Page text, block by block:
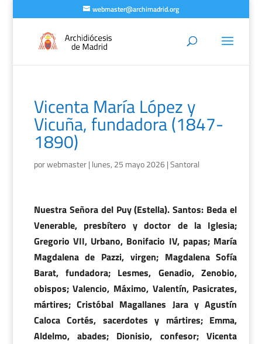
webmaster@archimadrid.org
Vicenta María López y
Vicuña, fundadora (1847-
1890)
porwebmaster| lunes, 25 mayo 2026|Santoral
Nuestra Señora del Puy (Estella). Santos: Beda el
Venerable, presbítero y doctor de la Iglesia;
Gregorio VII, Urbano, Bonifacio IV, papas; María
Magdalena de Pazzi, virgen; Magdalena Sofía
Barat, fundadora; Lesmes, Genadio, Zenobio,
obispos; Valencio, Máximo, Valentín, Pasicrates,
mártires; Cristóbal Magallanes Jara y Agustín
Caloca Cortés, sacerdotes y mártires; Emma,
Aldelmo, abades; Dionisio, confesor; Vicenta